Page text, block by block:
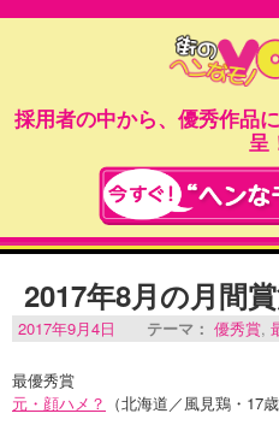
採用者の中から、優秀作品
呈
2017年8月の月間賞
2017年9月4日 テーマ： 優秀賞,
最優秀賞
元・顔ハメ？ （北海道／風見鶏・17歳